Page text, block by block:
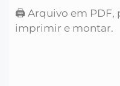
🖨️ Arquivo em PDF,
imprimir e montar.